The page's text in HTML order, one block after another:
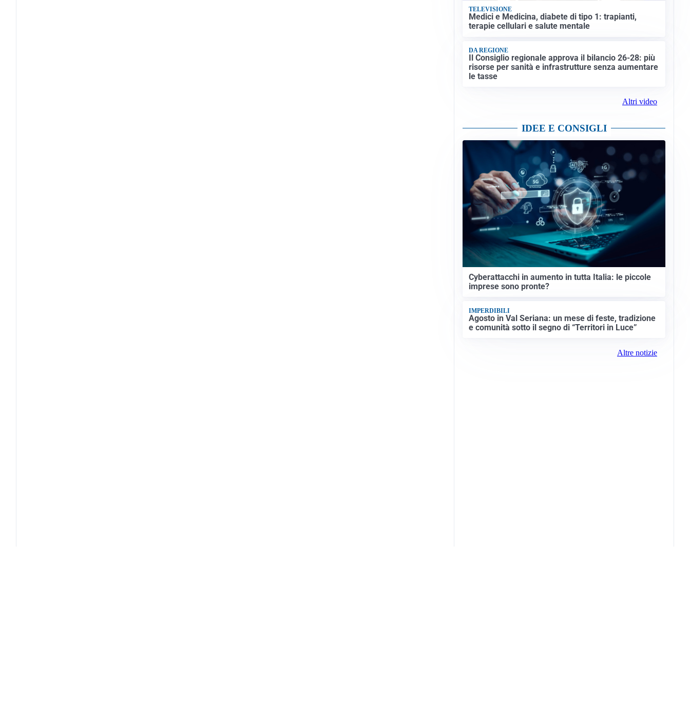
TELEVISIONE
Medici e Medicina, diabete di tipo 1: trapianti,
terapie cellulari e salute mentale
DA REGIONE
Il Consiglio regionale approva il bilancio 26-28: più
risorse per sanità e infrastrutture senza aumentare
le tasse
Altri video
IDEE E CONSIGLI
Cyberattacchi in aumento in tutta Italia: le piccole
imprese sono pronte?
IMPERDIBILI
Agosto in Val Seriana: un mese di feste, tradizione
e comunità sotto il segno di “Territori in Luce”
Altre notizie